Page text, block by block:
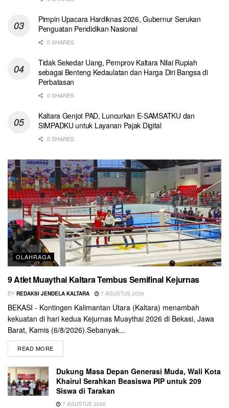
Pimpin Upacara Hardiknas 2026, Gubernur Serukan
Penguatan Pendidikan Nasional
0 SHARES
Tidak Sekedar Uang, Pemprov Kaltara Nilai Rupiah
sebagai Benteng Kedaulatan dan Harga Diri Bangsa di
Perbatasan
0 SHARES
Kaltara Genjot PAD, Luncurkan E-SAMSATKU dan
SIMPADKU untuk Layanan Pajak Digital
0 SHARES
OLAHRAGA
9 Atlet Muaythai Kaltara Tembus Semifinal Kejurnas
BY REDAKSI JENDELA KALTARA 7 AGUSTUS 2026
BEKASI - Kontingen Kalimantan Utara (Kaltara) menambah
kekuatan di hari kedua Kejurnas Muaythai 2026 di Bekasi, Jawa
Barat, Kamis (6/8/2026).Sebanyak...
READ MORE
Dukung Masa Depan Generasi Muda, Wali Kota
Khairul Serahkan Beasiswa PIP untuk 209
Siswa di Tarakan
7 AGUSTUS 2026